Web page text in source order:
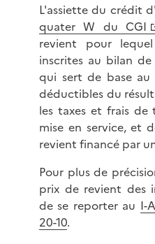
L'assiette du crédit
quater W du CGI
revient pour
inscrites au bilan
qui sert de base au
déductibles du
les taxes et frais
mise en service, et
revient financé par
Pour plus de
prix de revient des
de se reporter au I-
20-10.